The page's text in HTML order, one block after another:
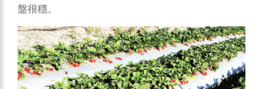
盤很穩。